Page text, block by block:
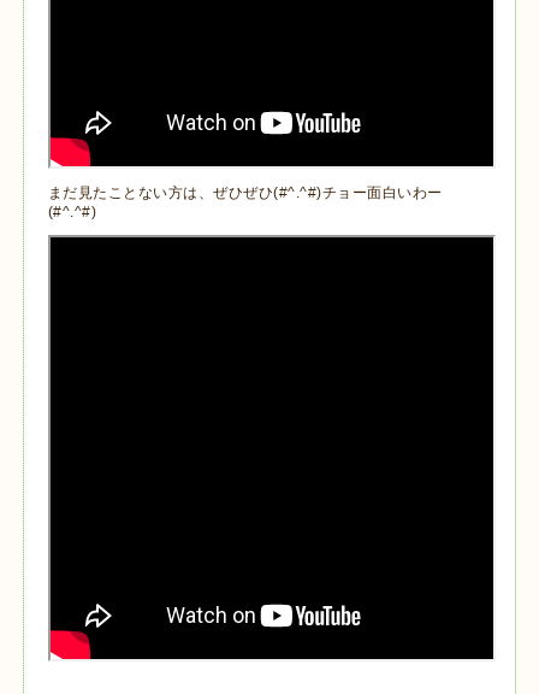
まだ見たことない方は、ぜひぜひ(#^.^#)チョー面白いわー
(#^.^#)